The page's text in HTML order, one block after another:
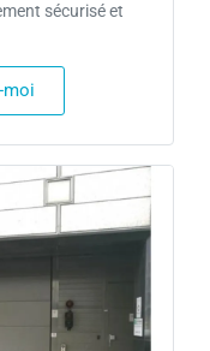
sécurisé et
moi